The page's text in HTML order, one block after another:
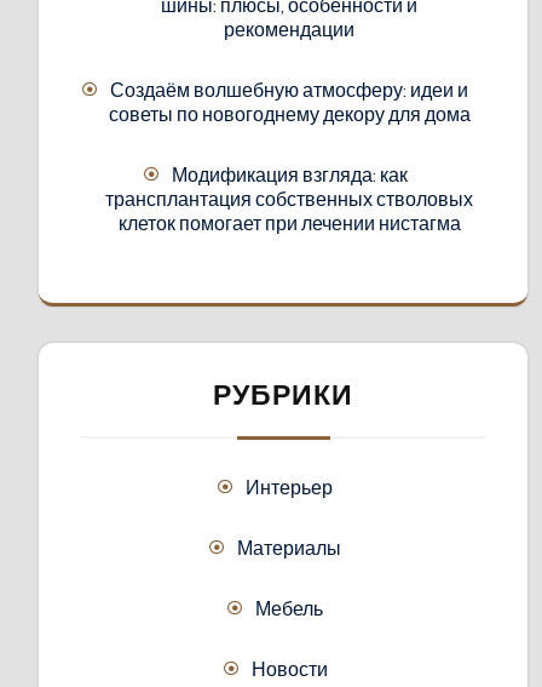
рекомендации
Создаём волшебную атмосферу: идеи и
советы по новогоднему декору для дома
Модификация взгляда: как
трансплантация собственных стволовых
клеток помогает при лечении нистагма
РУБРИКИ
Интерьер
Материалы
Мебель
Новости